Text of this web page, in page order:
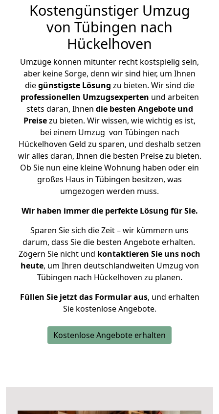
Kostengünstiger Umzug
von Tübingen nach
Hückelhoven
Umzüge können mitunter recht kostspielig sein,
aber keine Sorge, denn wir sind hier, um Ihnen
diegünstigste Lösung zu bieten. Wir sind die
professionellen Umzugsexperten und arbeiten
stets daran, Ihnen die besten Angebote und
Preisezu bieten. Wir wissen, wie wichtig es ist,
bei einem Umzug von Tübingen nach
Hückelhoven Geld zu sparen, und deshalb setzen
wir alles daran, Ihnen die besten Preise zu bieten.
Ob Sie nun eine kleine Wohnung haben oder ein
großes Haus in Tübingen besitzen, was
umgezogen werden muss.
Wir haben immer die perfekte Lösung für Sie.
Sparen Sie sich die Zeit – wir kümmern uns
darum, dass Sie die besten Angebote erhalten.
Zögern Sie nicht und kontaktieren Sie uns noch
heute, um Ihren deutschlandweiten Umzug von
Tübingen nach Hückelhoven zu planen.
Füllen Sie jetzt das Formular aus, und erhalten
Sie kostenlose Angebote.
Kostenlose Angebote erhalten